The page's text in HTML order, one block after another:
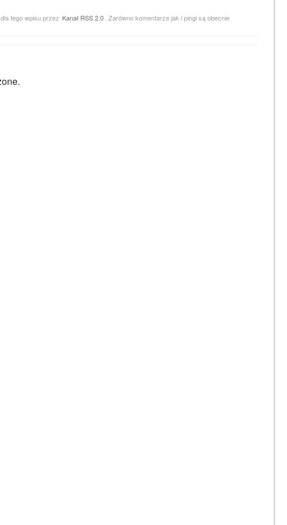
tego wpisu przez Kanał RSS 2.0 . Zarówno komentarze jak i pingi są obecnie